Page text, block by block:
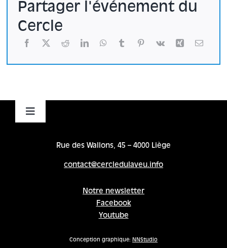
Partager l'événement du
Cercle
Toggle
Rue des Wallons, 45 – 4000 Liège
contact@cercledulaveu.info
Notre newsletter
Facebook
Youtube
Conception graphique: NNStudio